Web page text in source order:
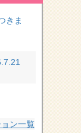
きま
ン一覧